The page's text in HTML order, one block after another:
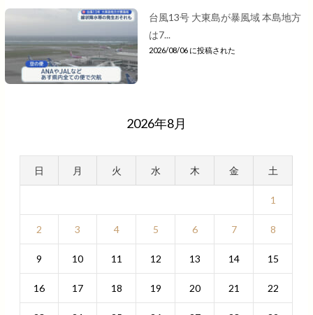
台風13号 大東島が暴風域 本島地方
は7...
2026/08/06 に投稿された
2026年8月
日 月 火 水 木 金 土
1
2 3 4 5 6 7 8
9 10 11 12 13 14 15
16 17 18 19 20 21 22